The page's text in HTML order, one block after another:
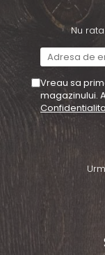
Nu
Vreau sa
magazinului.